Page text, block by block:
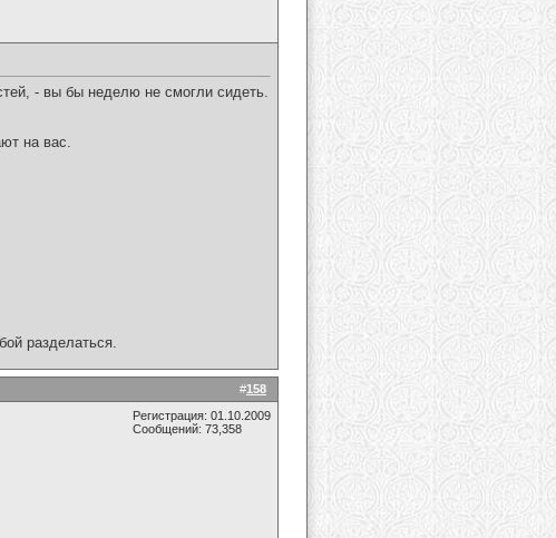
- вы бы неделю не смогли сидеть.
на вас.
разделаться.
#158
Регистрация: 01.10.2009
Сообщений: 73,358